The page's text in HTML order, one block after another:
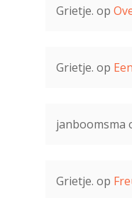
Grietje. op
Grietje. op
janboomsma
Grietje. op